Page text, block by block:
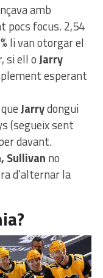
amb
pocs focus. 2,54
li van otorgar el
si ell oJarry
esperant
Jarrydongui
(segueix sent
davant.
Sullivan no
d’alternar la